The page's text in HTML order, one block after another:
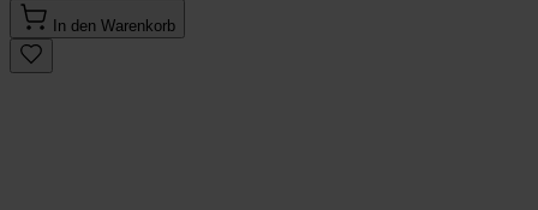
In den Warenkorb